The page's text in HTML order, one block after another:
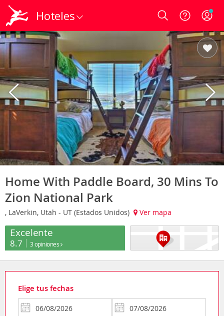
Hoteles Login
Home With Paddle Board, 30 Mins To
Zion National Park
, LaVerkin, Utah - UT (Estados Unidos) Ver mapa
Excelente
8.7 3 opiniones
Elige tus fechas